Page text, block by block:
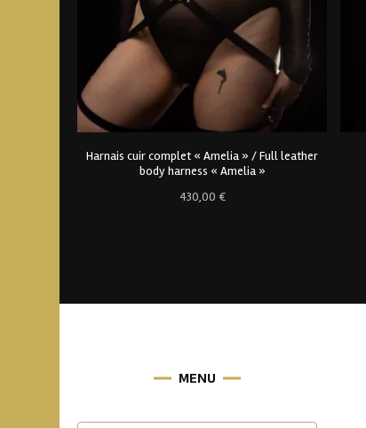
Harnais cuir complet « Amelia » / Full leather
body harness « Amelia »
430,00 €
MENU